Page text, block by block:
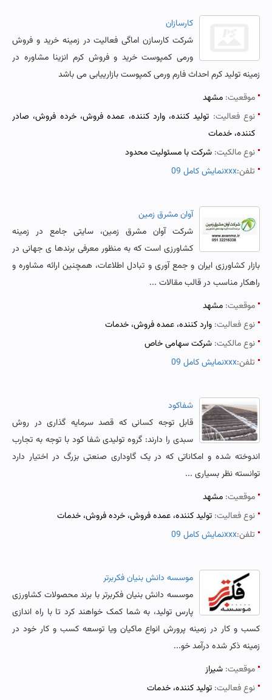
کارسازان
شرکت کارسازن اماگی فعالیت در زمینه خرید و فروش
ورمی کمپوست خرید و فروش کرم انزینا مشاوره در
زمینه تولید کرم احداث فارم ورمی کمپوست بازارییابی می باشد
موقعیت: مشهد
نوع فعالیت: تولید کننده، وارد کننده، عمده فروش، خرده فروش، صادر
کننده، خدمات
نوع مالکیت: شرکت با مسئولیت محدود
تلفن:نمایش کامل 09xxx
آوان مشرق زمین
شرکت آوان مشرق زمین، سایتی جامع در زمینه
کشاورزی است که به منظور معرفی برندها ی جهانی در
بازار کشاورزی ایران و جمع آوری و تبادل اطلاعات، همچنین ارائه مشاوره و
راهکار مناسب در قالب مقالات ...
موقعیت: مشهد
نوع فعالیت: وارد کننده، عمده فروش، خدمات
نوع مالکیت: شرکت سهامی خاص
تلفن:نمایش کامل 09xxx
شفاکود
قابل توجه کسانی که قصد سرمایه گذاری در روش
سبدی را دارند: گروه تولیدی شفا کود با توجه به تجارب
اندوخته شده و امکاناتی که در یک گاوداری صنعتی بزرگ در اختیار دارد
توانسته نظر بسیاری ...
موقعیت: مشهد
نوع فعالیت: تولید کننده، عمده فروش، خرده فروش، خدمات
تلفن:نمایش کامل 09xxx
موسسه دانش بنیان فکربرتر
موسسه دانش بنیان فکربرتر با برند محصولات کشاورزی
پارس تولید، به شما کمک خواهند کرد تا با راه اندازی
کسب و کار در زمینه پرورش انواع ماکیان ویا توسعه کسب و کار خود در
زمینه ذکر شده درآمد خو...
موقعیت: شیراز
نوع فعالیت: تولید کننده، خدمات